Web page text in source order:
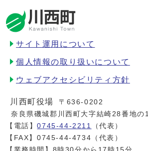
サイト運用について
個人情報の取り扱いについて
ウェブアクセシビリティ方針
川西町役場
〒636-0202
奈良県磯城郡川西町大字結崎28番地の1
【電話】0745-44-2211
（代表）
【FAX】0745-44-4734（代表）